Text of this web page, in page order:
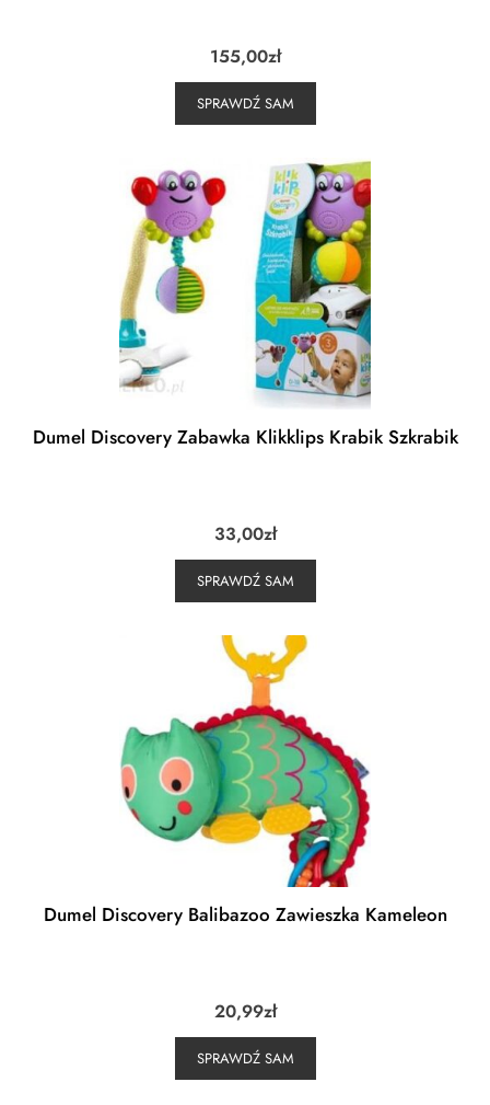
155,00zł
SPRAWDŹ SAM
Dumel Discovery Zabawka Klikklips Krabik Szkrabik
33,00zł
SPRAWDŹ SAM
Dumel Discovery Balibazoo Zawieszka Kameleon
20,99zł
SPRAWDŹ SAM